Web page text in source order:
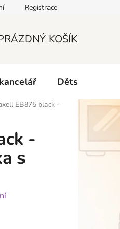
Registrace
KOŠÍK
Dětské zboží
EB875 black -
-
s